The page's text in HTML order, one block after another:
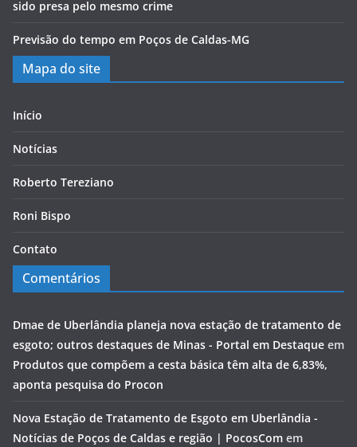
sido presa pelo mesmo crime
Previsão do tempo em Poços de Caldas-MG
Mapa do site
Início
Notícias
Roberto Tereziano
Roni Bispo
Contato
Comentários
Dmae de Uberlândia planeja nova estação de tratamento de
esgoto; outros destaques de Minas - Portal em Destaque em
Produtos que compõem a cesta básica têm alta de 6,83%,
aponta pesquisa do Procon
Nova Estação de Tratamento de Esgoto em Uberlândia -
Notícias de Poços de Caldas e região | PocosCom em